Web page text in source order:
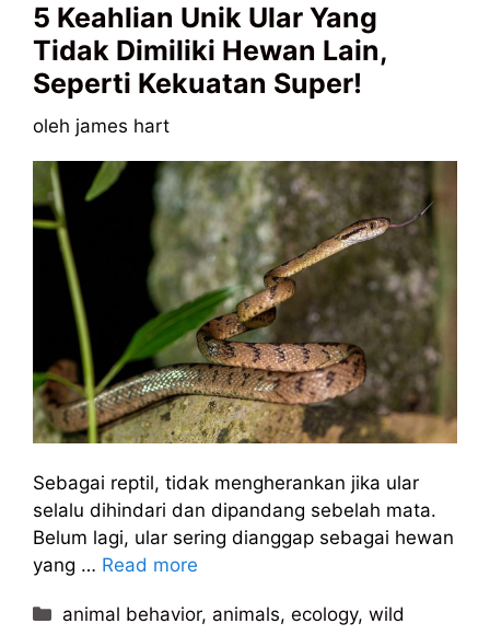
5 Keahlian Unik Ular Yang
Tidak Dimiliki Hewan Lain,
Seperti Kekuatan Super!
oleh james hart
Sebagai reptil, tidak mengherankan jika ular
selalu dihindari dan dipandang sebelah mata.
Belum lagi, ular sering dianggap sebagai hewan
yang … Read more
Kategori
animal behavior, animals,ecology,wild